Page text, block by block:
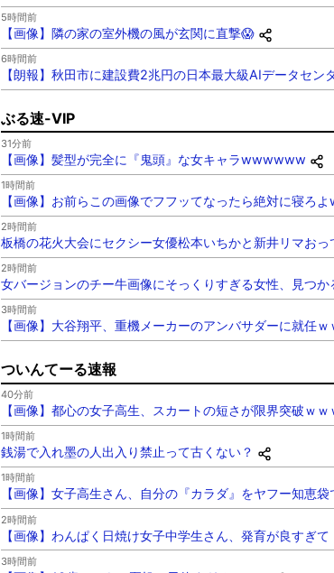
5時間前
【画像】隣の家の室外機の風が玄関に直撃😱
6時間前
【朗報】秋田市に建設費2兆円の日本最大級AIデータセ
ぶる速-VIP
31分前
【画像】髪型が完全に『鬼頭』な女キャラwwwwww
1時間前
【画像】お前らこの画像でフフッてなったら絶対に寝ろ
2時間前
板橋の花火大会にセクシー女優松本いちかと新井リマおっ
2時間前
女バージョンのチー牛画像にそっくりすぎる女性、見つ
3時間前
【画像】大谷翔平、重機メーカーのアンバサダーに就任ｗ
ついんてーる速報
40分前
【画像】都心の女子高生、スカートの短さが限界突破ｗｗ
1時間前
銭湯で入れ墨の人出入り禁止って古くない？
1時間前
【画像】女子高生さん、自分の『カラダ』をヤフー知恵
2時間前
【画像】わんぱく日焼け女子中学生さん、発育が良すぎ
3時間前